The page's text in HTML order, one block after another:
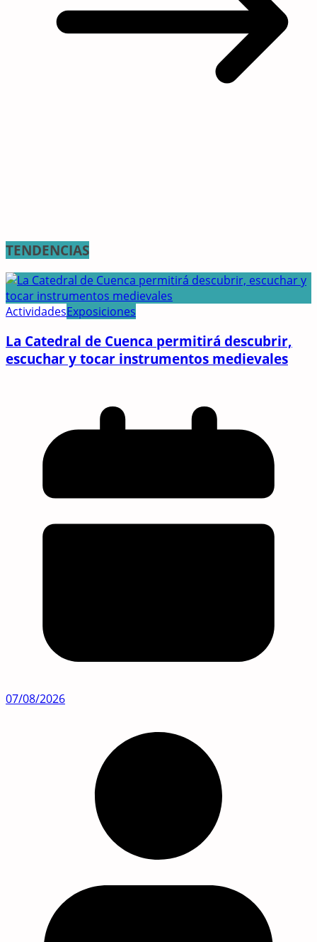
TENDENCIAS
ActividadesExposiciones
La Catedral de Cuenca permitirá descubrir,
escuchar y tocar instrumentos medievales
07/08/2026